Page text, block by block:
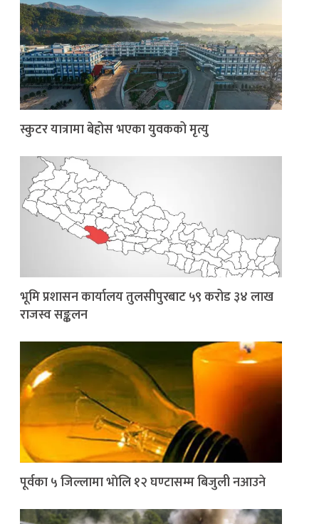
स्कुटर यात्रामा बेहोस भएका युवकको मृत्यु
भूमि प्रशासन कार्यालय तुलसीपुरबाट ५९ करोड ३४ लाख
राजस्व सङ्कलन
पूर्वका ५ जिल्लामा भाेलि १२ घण्टासम्म बिजुली नआउने